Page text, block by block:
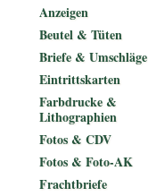
Anzeigen
Beutel & Tüten
Briefe & Umschläge
Eintrittskarten
Farbdrucke &
Lithographien
Fotos & CDV
Fotos & Foto-AK
Frachtbriefe